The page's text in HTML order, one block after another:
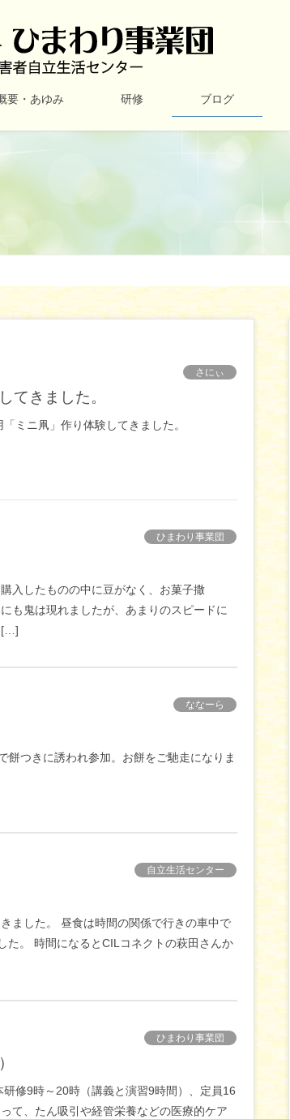
要・あゆみ 研修 ブログ
さにぃ
てきました。
ミニ凧」作り体験してきました。
ひまわり事業団
入したものの中に豆がなく、お菓子撒
も鬼は現れましたが、あまりのスピードに
[…]
ななーら
つきに誘われ参加。お餅をご馳走になりま
自立生活センター
ました。 昼食は時間の関係で行きの車中で
た。 時間になるとCILコネクトの萩田さんか
ひまわり事業団
修9時～20時（講義と演習9時間）、定員16
て、たん吸引や経管栄養などの医療的ケア